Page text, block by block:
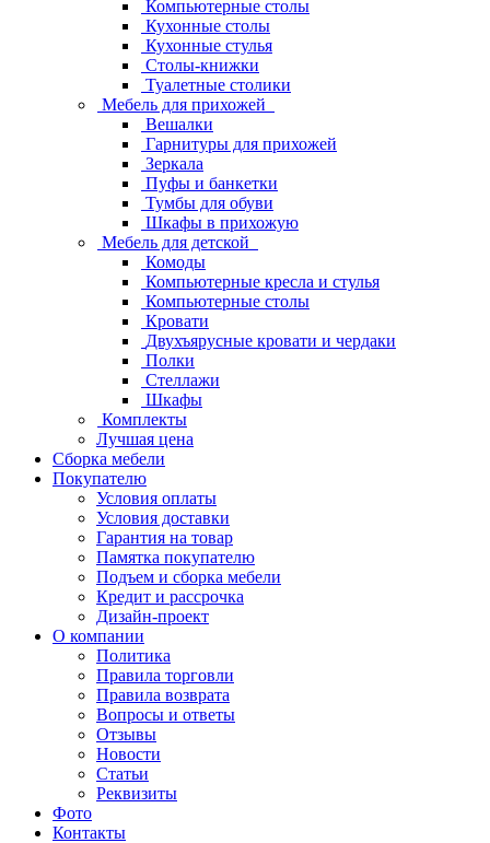
Компьютерные столы
Кухонные столы
Кухонные стулья
Столы-книжки
Туалетные столики
Мебель для прихожей
Вешалки
Гарнитуры для прихожей
Зеркала
Пуфы и банкетки
Тумбы для обуви
Шкафы в прихожую
Мебель для детской
Комоды
Компьютерные кресла и стулья
Компьютерные столы
Кровати
Двухъярусные кровати и чердаки
Полки
Стеллажи
Шкафы
Комплекты
Лучшая цена
Сборка мебели
Покупателю
Условия оплаты
Условия доставки
Гарантия на товар
Памятка покупателю
Подъем и сборка мебели
Кредит и рассрочка
Дизайн-проект
О компании
Политика
Правила торговли
Правила возврата
Вопросы и ответы
Отзывы
Новости
Статьи
Реквизиты
Фото
Контакты